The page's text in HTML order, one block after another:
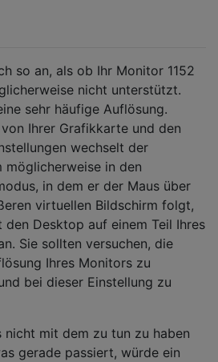
so an, als ob Ihr Monitor 1152
nicht unterstützt.
sehr häufige Auflösung.
Ihrer Grafikkarte und den
wechselt der
möglicherweise in den
in dem er der Maus über
virtuellen Bildschirm folgt,
den Desktop auf einem Teil Ihres
Sie sollten versuchen, die
Ihres Monitors zu
bei dieser Einstellung zu
nicht mit dem zu tun zu haben
gerade passiert, würde ein